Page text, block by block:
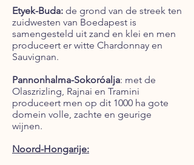
Etyek-Buda: de grond van de streek ten
zuidwesten van Boedapest is
samengesteld uit zand en klei en men
produceert er witte Chardonnay en
Sauvignan.
Pannonhalma-Sokoróalja: met de
Olaszrizling, Rajnai en Tramini
produceert men op dit 1000 ha gote
domein volle, zachte en geurige
wijnen.
Noord-Hongarije: